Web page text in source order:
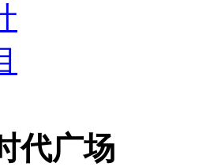
代广场